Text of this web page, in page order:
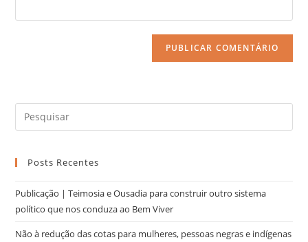
Posts Recentes
Publicação | Teimosia e Ousadia para construir outro sistema
político que nos conduza ao Bem Viver
Não à redução das cotas para mulheres, pessoas negras e indígenas